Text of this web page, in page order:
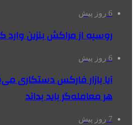
6 روز پیش
روسیه از مراکش بنزین وارد
6 روز پیش
آیا بازار فارکس دستکاری
هر معامله‌گر باید بداند
7 روز پیش